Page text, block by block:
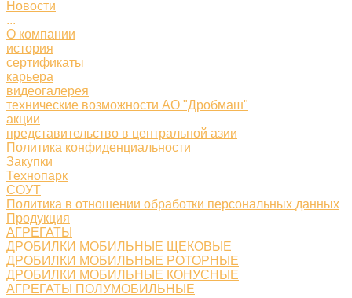
Новости
...
О компании
история
сертификаты
карьера
видеогалерея
технические возможности АО "Дробмаш"
акции
представительство в центральной азии
Политика конфиденциальности
Закупки
Технопарк
СОУТ
Политика в отношении обработки персональных данных
Продукция
АГРЕГАТЫ
ДРОБИЛКИ МОБИЛЬНЫЕ ЩЕКОВЫЕ
ДРОБИЛКИ МОБИЛЬНЫЕ РОТОРНЫЕ
ДРОБИЛКИ МОБИЛЬНЫЕ КОНУСНЫЕ
АГРЕГАТЫ ПОЛУМОБИЛЬНЫЕ